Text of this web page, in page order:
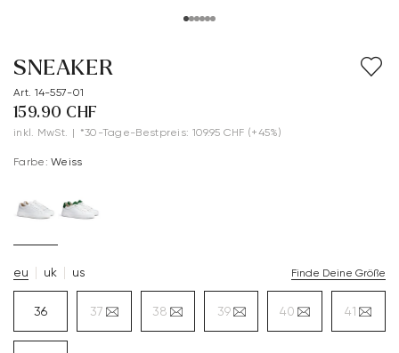
SNEAKER
Art. 14-557-01
159.90 CHF
inkl. MwSt. | *30-Tage-Bestpreis: 109.95 CHF (+45%)
Farbe: Weiss
eu uk us Finde Deine Größe
36 37 38 39 40 41